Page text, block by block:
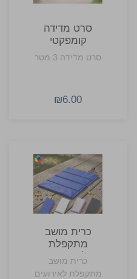
סרט מדידה
קומפקטי
דו־צדדי
סרט מדידה 3 מטר
₪6.00
כרית מושב
מתקפלת
לאירועים
ולשטח
כרית מושב
מתקפלת לאירועים